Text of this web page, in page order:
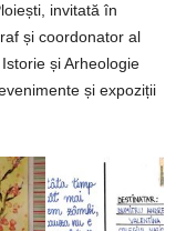
invitată în
și coordonator al
și Arheologie
și expoziții